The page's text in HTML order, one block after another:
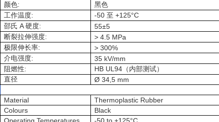
颜色:
黑色
工作温度: -50 至 +125°C
邵氏 A 硬度: 55±5
断裂拉伸强度: > 4.5 MPa
极限伸长率: > 300%
介电强度: 35 kV/mm
阻燃性: HB UL94 （内部测试）
直径
Ø 34,5 mm
Material
Thermoplastic Rubber
Colours
Black